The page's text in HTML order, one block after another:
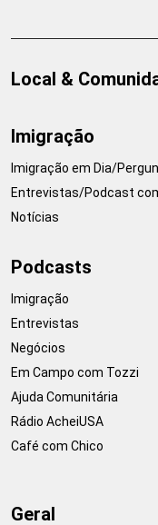
Local &
Imigração
Imigração em Dia/
Entrevistas/Podcast
Notícias
Podcasts
Imigração
Entrevistas
Negócios
Em Campo com Tozzi
Ajuda Comunitária
Rádio AcheiUSA
Café com Chico
Geral